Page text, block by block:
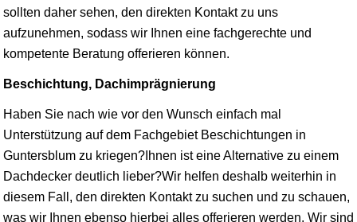
sollten daher sehen, den direkten Kontakt zu uns
aufzunehmen, sodass wir Ihnen eine fachgerechte und
kompetente Beratung offerieren können.
Beschichtung, Dachimprägnierung
Haben Sie nach wie vor den Wunsch einfach mal
Unterstützung auf dem Fachgebiet Beschichtungen in
Guntersblum zu kriegen?Ihnen ist eine Alternative zu einem
Dachdecker deutlich lieber?Wir helfen deshalb weiterhin in
diesem Fall, den direkten Kontakt zu suchen und zu schauen,
was wir Ihnen ebenso hierbei alles offerieren werden. Wir sind